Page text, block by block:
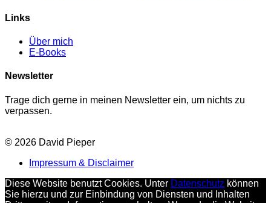
Links
Über mich
E-Books
Newsletter
Trage dich gerne in meinen Newsletter ein, um nichts zu
verpassen.
© 2026 David Pieper
Impressum & Disclaimer
Diese Website benutzt Cookies. Unter Datenschutz können
Sie hierzu und zur Einbindung von Diensten und Inhalten